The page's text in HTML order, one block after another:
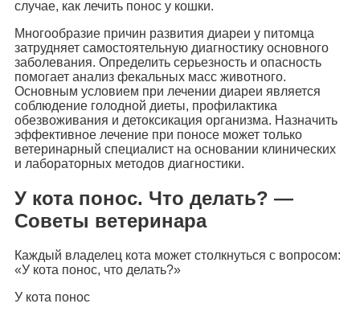
случае, как лечить понос у кошки.
Многообразие причин развития диареи у питомца
затрудняет самостоятельную диагностику основного
заболевания. Определить серьезность и опасность
помогает анализ фекальных масс животного.
Основным условием при лечении диареи является
соблюдение голодной диеты, профилактика
обезвоживания и детоксикация организма. Назначить
эффективное лечение при поносе может только
ветеринарный специалист на основании клинических
и лабораторных методов диагностики.
У кота понос. Что делать? —
Советы ветеринара
Каждый владелец кота может столкнуться с вопросом:
«У кота понос, что делать?»
У кота понос